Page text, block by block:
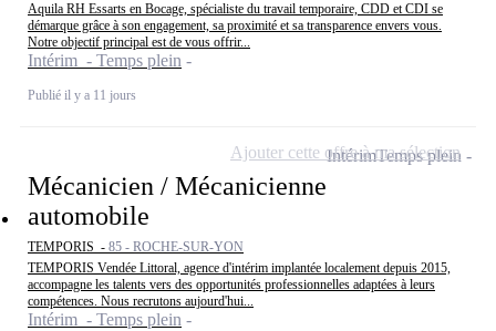
Aquila RH Essarts en Bocage, spécialiste du travail temporaire, CDD et CDI se
démarque grâce à son engagement, sa proximité et sa transparence envers vous.
Notre objectif principal est de vous offrir...
Intérim - Temps plein
Publié il y a 11 jours
Mécanicien / Mécanicienne
automobile
TEMPORIS - 85 - ROCHE-SUR-YON
TEMPORIS Vendée Littoral, agence d'intérim implantée localement depuis 2015,
accompagne les talents vers des opportunités professionnelles adaptées à leurs
compétences. Nous recrutons aujourd'hui...
Intérim - Temps plein
IntérimTemps plein
Ajouter cette offre à ma sélection